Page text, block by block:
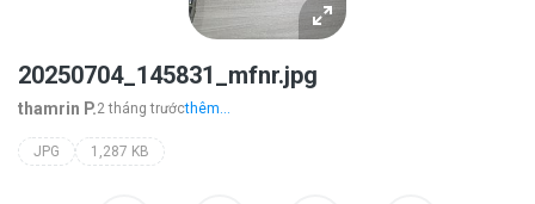
20250704_145831_mfnr.jpg
thamrin P.2 tháng trướcthêm...
JPG 1,287 KB